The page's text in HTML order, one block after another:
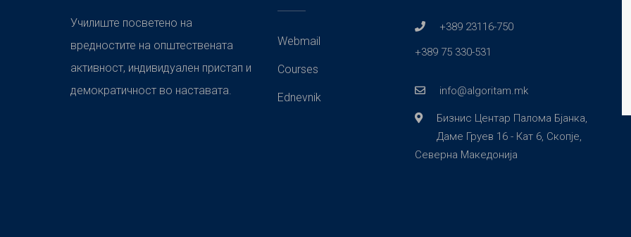
Училиште посветено на
вредностите на општествената
активност, индивидуален пристап и
демократичност во наставата.
Webmail
Courses
Ednevnik
+389 23116-750
+389 75 330-531
info@algoritam.mk
Бизнис Центар Палома Бјанка,
Даме Груев 16 - Кат 6, Скопје,
Северна Македонија